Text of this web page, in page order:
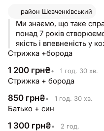
район Шевченківський
Ми знаємо, що таке
понад 7 років
якість і впевненість у
довірили свій образ
за себе. Тут стрижка —
частина твого стилю.
Стрижка +борода
1 200 грн₴• 1 год. 30 хв.
Стрижка + борода
850 грн₴• 1 год. 30 хв.
Батько + син
1 300 грн₴• 2 год.